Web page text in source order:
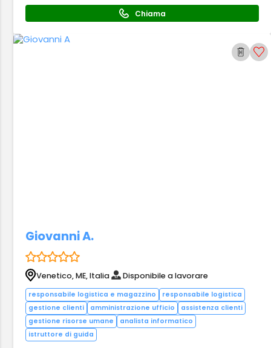
Chiama
Giovanni A.
Venetico, ME, Italia Disponibile a lavorare
responsabile logistica e magazzino
responsabile logistica
gestione clienti
amministrazione ufficio
assistenza clienti
gestione risorse umane
analista informatico
istruttore di guida